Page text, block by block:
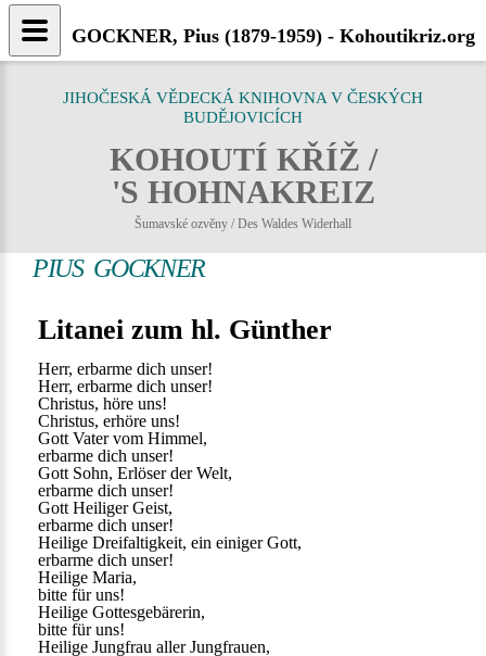
JIHOČESKÁ VĚDECKÁ KNIHOVNA V ČESKÝCH
BUDĚJOVICÍCH
KOHOUTÍ KŘÍŽ /
'S HOHNAKREIZ
Šumavské ozvěny / Des Waldes Widerhall
PIUS GOCKNER
Litanei zum hl. Günther
Herr, erbarme dich unser!
Herr, erbarme dich unser!
Christus, höre uns!
Christus, erhöre uns!
Gott Vater vom Himmel,
erbarme dich unser!
Gott Sohn, Erlöser der Welt,
erbarme dich unser!
Gott Heiliger Geist,
erbarme dich unser!
Heilige Dreifaltigkeit, ein einiger Gott,
erbarme dich unser!
Heilige Maria,
bitte für uns!
Heilige Gottesgebärerin,
bitte für uns!
Heilige Jungfrau aller Jungfrauen,
GOCKNER, Pius (1879-1959) - Kohoutikriz.org